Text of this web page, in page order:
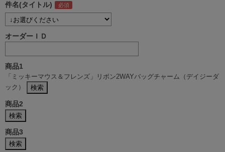
件名(タイトル)
オーダーＩＤ
商品1
「ミッキーマウス＆フレンズ」リボン2WAYバッグチャーム（デイジーダ
ック）
商品2
商品3